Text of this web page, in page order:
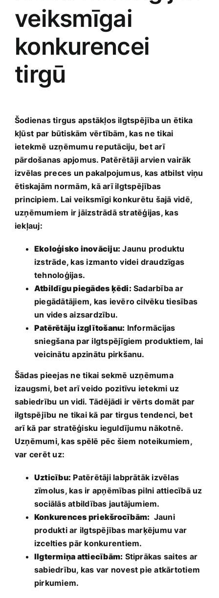
veiksmīgai⁤
konkurencei
tirgū
Šodienas tirgus apstākļos ilgtspējība un ētika
kļūst⁣ par būtiskām vērtībām, ​kas⁢ ne tikai
ietekmē uzņēmumu reputāciju,⁤ bet arī
pārdošanas apjomus. Patērētāji arvien vairāk
izvēlas‍ preces un pakalpojumus, kas atbilst viņu
ētiskajām normām, kā arī⁢ ilgtspējības
principiem. ‌Lai veiksmīgi konkurētu šajā vidē,
uzņēmumiem​ ir jāizstrādā stratēģijas, kas
iekļauj:
Ekoloģisko inovāciju: Jaunu produktu
izstrāde, kas izmanto videi draudzīgas
tehnoloģijas.
Atbildīgu piegādes ķēdi: Sadarbība ar
piegādātājiem, kas ievēro cilvēku tiesības
un vides aizsardzību.
Patērētāju izglītošanu: Informācijas
sniegšana par ilgtspējīgiem produktiem, lai
veicinātu apzinātu pirkšanu.
Šādas pieejas ne tikai sekmē uzņēmuma
izaugsmi, bet ​arī veido pozitīvu ietekmi uz⁤
sabiedrību un vidi. Tādējādi ir vērts domāt par⁢
ilgtspējību‍ ne tikai kā par tirgus tendenci, ⁤bet
arī kā‌ par stratēģisku ieguldījumu nākotnē.
Uzņēmumi, kas spēlē pēc šiem noteikumiem,
var cerēt uz:
Uzticību: Patērētāji labprātāk izvēlas
zīmolus, kas ir apņēmības pilni attiecībā uz
sociālās atbildības jautājumiem.
Konkurences priekšrocībām: ​ Jauni
produkti ‍ar ilgtspējības‌ marķējumu var
izcelties pār konkurentiem.
Ilgtermiņa attiecībām: Stiprākas saites ar‌
sabiedrību, kas var novest pie atkārtotiem
pirkumiem.